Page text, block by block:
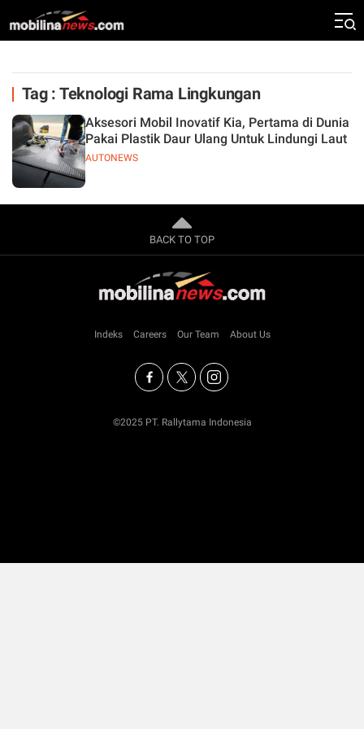
Tag : Teknologi Rama Lingkungan
AUTONEWS
Aksesori Mobil Inovatif Kia, Pertama di Dunia
Pakai Plastik Daur Ulang Untuk Lindungi Laut
BACK TO TOP
Indeks Careers Our Team About Us
©2025 PT. Rallytama Indonesia